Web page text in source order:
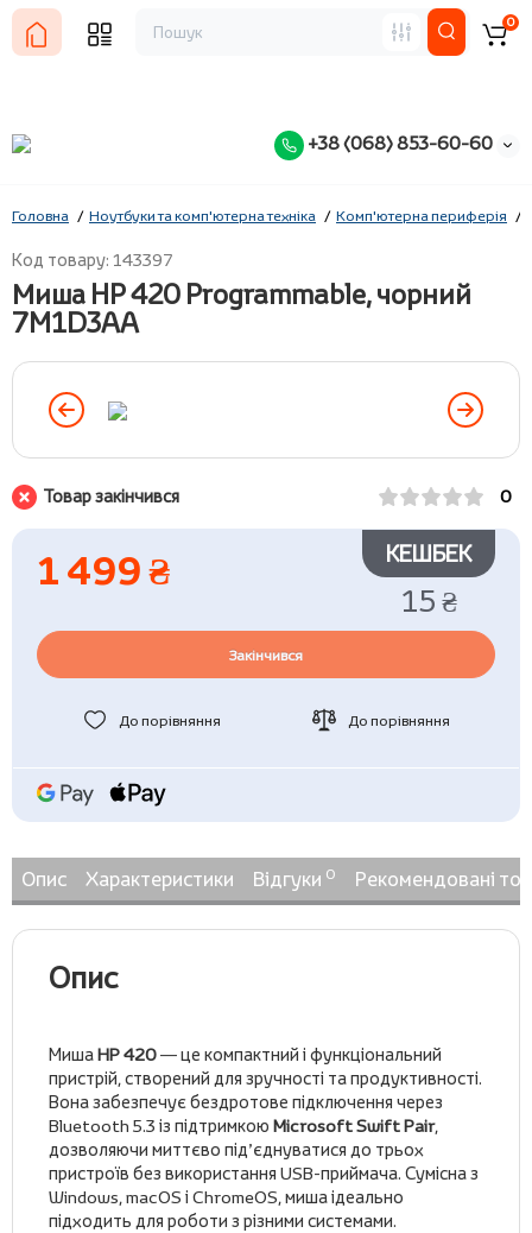
+38 (068) 853-60-60
0
Головна Ноутбуки та комп'ютерна техніка Комп'ютерна периферія
Код товару: 143397
Миша HP 420 Programmable, чорний
7M1D3AA
Товар закінчився 0
1 499 ₴ КЕШБЕК
15 ₴
Закінчився
До порівняння До порівняння
Опис Характеристики Відгуки 0 Рекомендовані
Опис
МишаHP 420— це компактний і функціональний
пристрій, створений для зручності та продуктивності.
Вона забезпечує бездротове підключення через
Bluetooth 5.3 із підтримкою Microsoft Swift Pair,
дозволяючи миттєво під’єднуватися до трьох
пристроїв без використання USB-приймача. Сумісна з
Windows, macOS і ChromeOS, миша ідеально
підходить для роботи з різними системами.